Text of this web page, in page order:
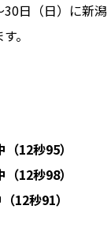
日（日）に新
。
12秒95）
12秒98）
秒91）